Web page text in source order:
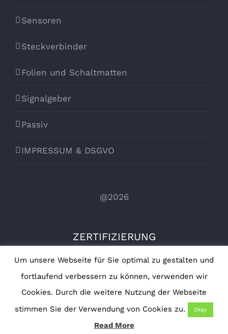
Sensoren
Steckverbinder
Folien und Schaltmatten
Signalgeber
Passiv
IMPRESSUM & DSGVO
@2026
ZERTIFIZIERUNG
Um unsere Webseite für Sie optimal zu gestalten und
fortlaufend verbessern zu können, verwenden wir
Cookies. Durch die weitere Nutzung der Webseite
stimmen Sie der Verwendung von Cookies zu.
Okay
Read More